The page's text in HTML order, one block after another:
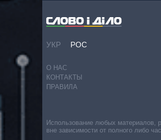
УКР РОС
О НАС
КОНТАКТЫ
ПРАВИЛА
Использование любых материалов,
вне зависимости от полного либо